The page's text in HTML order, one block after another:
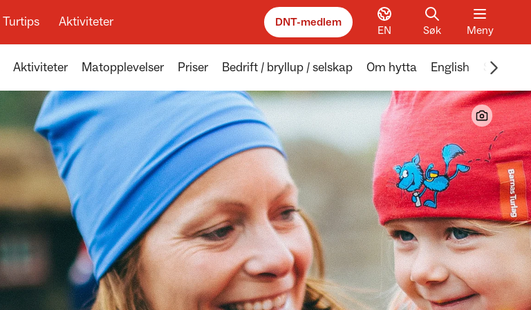
Turtips Aktiviteter DNT-medlem
EN Søk Meny
Aktiviteter Matopplevelser Priser Bedrift / bryllup / selskap Om hytta English Sotdur
Scroll